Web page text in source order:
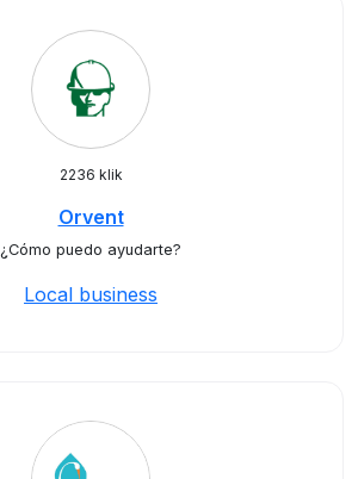
2236 klik
Orvent
¿Cómo puedo ayudarte?
Local business